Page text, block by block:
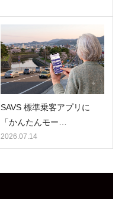
SAVS 標準乗客アプリに
「かんたんモー…
2026.07.14